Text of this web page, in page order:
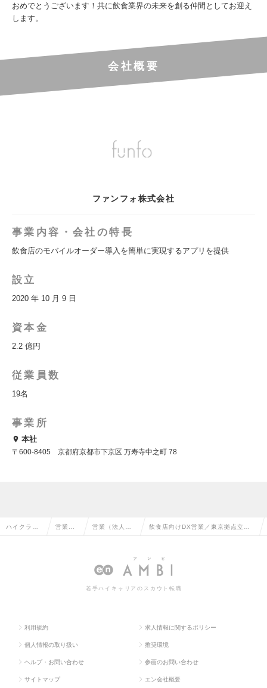
おめでとうございます！共に飲食業界の未来を創る仲間としてお迎え
します。
会社概要
ファンフォ株式会社
事業内容・会社の特長
飲食店のモバイルオーダー導入を簡単に実現するアプリを提供
設立
2020 年 10 月 9 日
資本金
2.2 億円
従業員数
19名
事業所
本社
〒600-8405 京都府京都市下京区 万寿寺中之町 78
ハイクラス 営業系 営業（法人向 飲食店向けDX営業／東京拠点立ち
若手ハイキャリアのスカウト転職
利用規約 求人情報に関するポリシー
個人情報の取り扱い 推奨環境
ヘルプ・お問い合わせ 参画のお問い合わせ
サイトマップ エン会社概要